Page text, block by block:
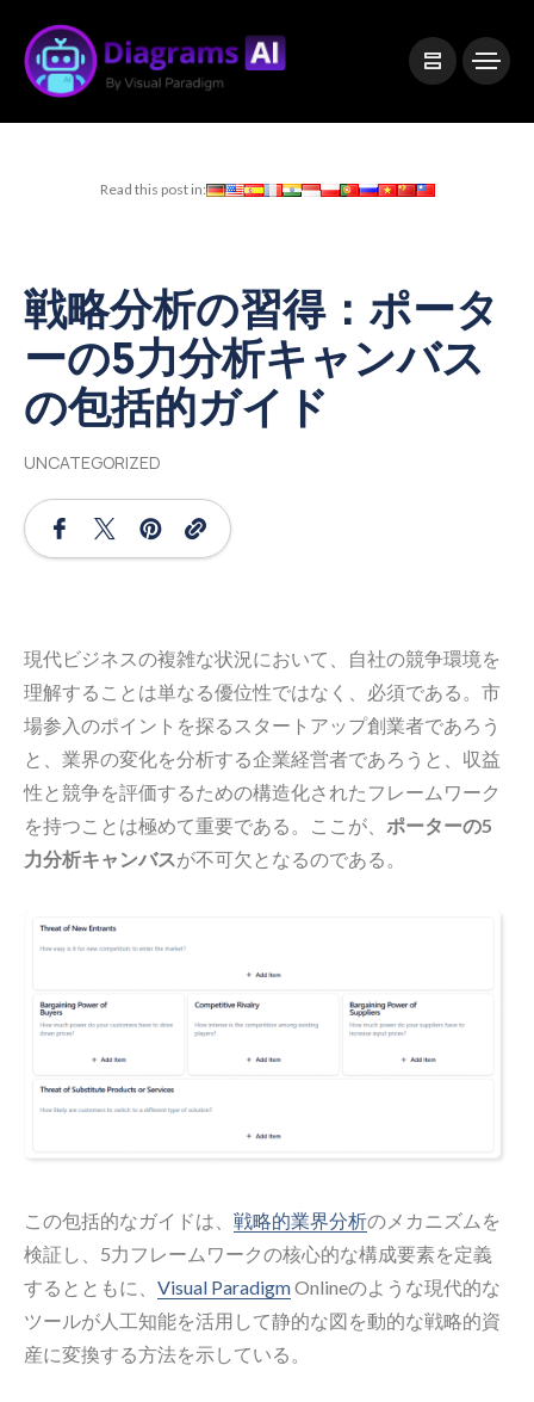
Read this post in:
戦略分析の習得：ポータ
ーの5力分析キャンバス
の包括的ガイド
UNCATEGORIZED
現代ビジネスの複雑な状況において、自社の競争環境を
理解することは単なる優位性ではなく、必須である。市
場参入のポイントを探るスタートアップ創業者であろう
と、業界の変化を分析する企業経営者であろうと、収益
性と競争を評価するための構造化されたフレームワーク
を持つことは極めて重要である。ここが、 ポーターの5
力分析キャンバスが不可欠となるのである。
この包括的なガイドは、 戦略的業界分析のメカニズムを
検証し、5力フレームワークの核心的な構成要素を定義
するとともに、 Visual ParadigmOnlineのような現代的な
ツールが人工知能を活用して静的な図を動的な戦略的資
産に変換する方法を示している。